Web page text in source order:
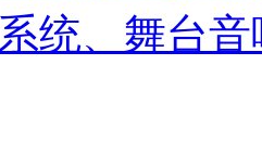
统、舞台